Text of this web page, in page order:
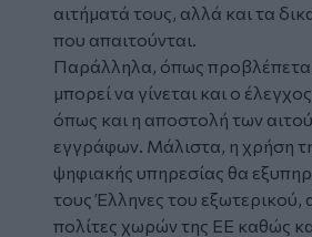
αιτήματά τους, αλλά και τα
που απαιτούνται.
Παράλληλα, όπως
μπορεί να γίνεται και ο
όπως και η αποστολή των
εγγράφων. Μάλιστα, η χρήση
ψηφιακής υπηρεσίας θα
τους Έλληνες του εξωτερικού,
πολίτες χωρών της ΕΕ καθώς